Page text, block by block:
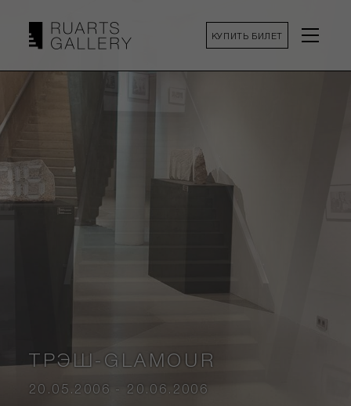
КУПИТЬ БИЛЕТ
ТРЭШ-GLAMOUR
20.05.2006 - 20.06.2006